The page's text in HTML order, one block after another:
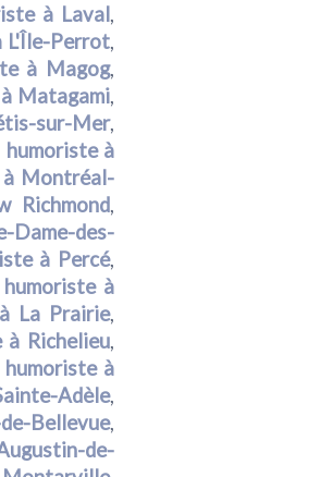
à Laval,
L'Île-Perrot,
à Magog,
Matagami,
sur-Mer,
humoriste à
Montréal-
Richmond,
Dame-des-
à Percé,
humoriste à
La Prairie,
à Richelieu,
humoriste à
Adèle,
Bellevue,
de-